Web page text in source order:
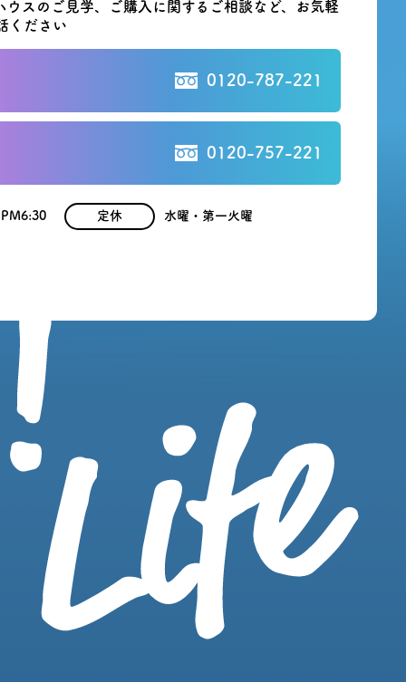
ウスのご見学、ご購入に関する ご相談など、お気軽
ください
0120-787-221
0120-757-221
定休 水曜・第一火曜